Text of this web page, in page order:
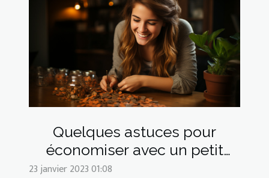
Quelques astuces pour
économiser avec un petit
revenu
23 janvier 2023 01:08